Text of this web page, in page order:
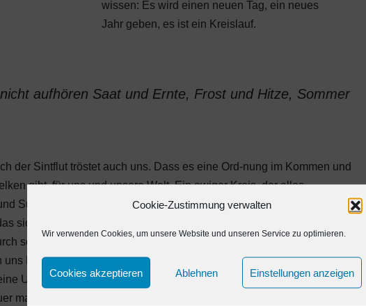
Cookie-Zustimmung verwalten
Wir verwenden Cookies, um unsere Website und unseren Service zu optimieren.
Cookies akzeptieren Ablehnen Einstellungen anzeigen
wissen: Es wird einen neuen Tag, ein neues
Jahr geben, es ist ein Kreislauf.
aufhören Saat und Ernte, Frost und Hitze, Sommer
der Sintflut tröstet auch uns. Dass es eine Ord-nung im Kommen und
gibt, für uns und unsere Welt. Ein ewiger Kreis, der alles
Sühne – ein ewiges Schicksal und Verhängnis? Wir müssen uns
sich unerbittlich dreht. Gott reicht uns die Hand, greift in das Gefüge
seinen Sohn: Jesu Art zu leben ist uns Vorbild; sein Sühnetod und
Hoffnung. Wir sind nicht hilflos einem Hamsterrad ausgeliefert,
Umkehr sind Veränderungen und Aktivitäten möglich. Auch wenn
macht und die Blätter fallen, müssen wir nicht resignieren. Es ist